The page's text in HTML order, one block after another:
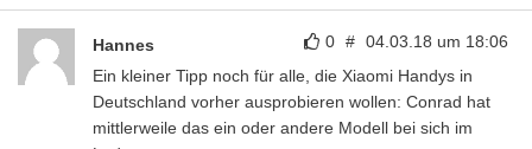
0 # 04.03.18 um 18:06
Hannes
Ein kleiner Tipp noch für alle, die Xiaomi Handys in
Deutschland vorher ausprobieren wollen: Conrad hat
mittlerweile das ein oder andere Modell bei sich im